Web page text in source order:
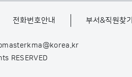
전화번호안내 부서&직원찾기
RESERVED